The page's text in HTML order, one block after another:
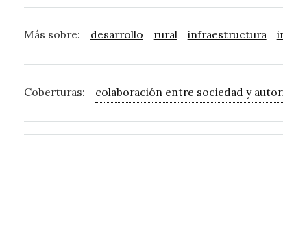
Más sobre: desarrollo rural infraestructura
Coberturas: colaboración entre sociedad y